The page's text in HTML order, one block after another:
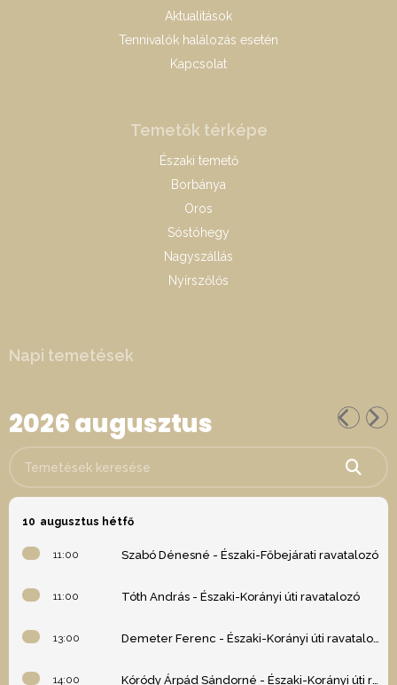
Aktualitások
Tennivalók halálozás esetén
Kapcsolat
Temetők térképe
Északi temető
Borbánya
Oros
Sóstóhegy
Nagyszállás
Nyírszőlős
Napi temetések
2026 augusztus
10 augusztus hétfő
11:00 Szabó Dénesné - Északi-Főbejárati ravatalozó
11:00 Tóth András - Északi-Korányi úti ravatalozó
13:00 Demeter Ferenc - Északi-Korányi úti ravatalozó
14:00 Kóródy Árpád Sándorné - Északi-Korányi úti ravatalozó